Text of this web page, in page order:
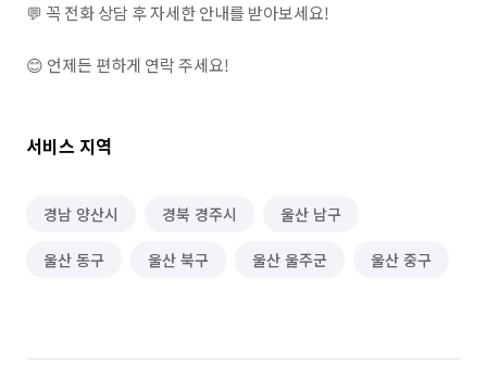
💬 꼭 전화 상담 후 자세한 안내를 받아보세요!
서비스 지역
경남 양산시 경북 경주시 울산 남구
울산 동구 울산 북구 울산 울주군 울산 중구